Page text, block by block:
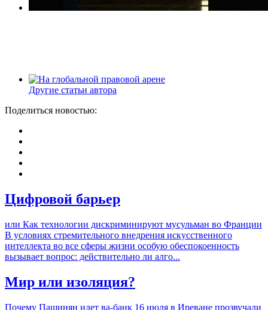
Другие статьи автора
Поделиться новостью:
Цифровой барьер
или Как технологии дискриминируют мусульман во Франции
В условиях стремительного внедрения искусственного
интеллекта во все сферы жизни особую обеспокоенность
вызывает вопрос: действительно ли алго...
Мир или изоляция?
Почему Пашинян идет ва-банк 16 июля в Иреване прозвучали